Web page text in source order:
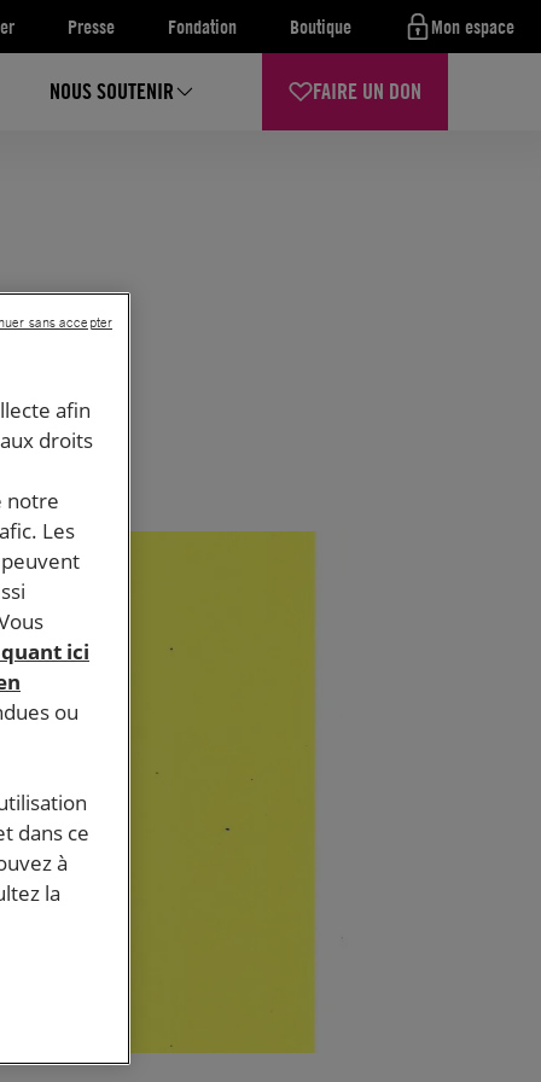
Presse Fondation Boutique Mon espace
NOUS SOUTENIR FAIRE UN DON
afin
droits
notre
Les
ici
ou
dans ce
à
la
sans accepter